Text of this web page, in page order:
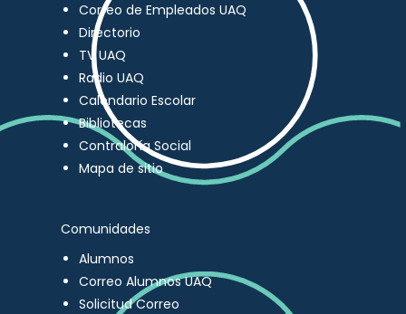
Correo de Empleados UAQ
Directorio
TV UAQ
Radio UAQ
Calendario Escolar
Bibliotecas
Contraloría Social
Mapa de sitio
Comunidades
Alumnos
Correo Alumnos UAQ
Solicitud Correo